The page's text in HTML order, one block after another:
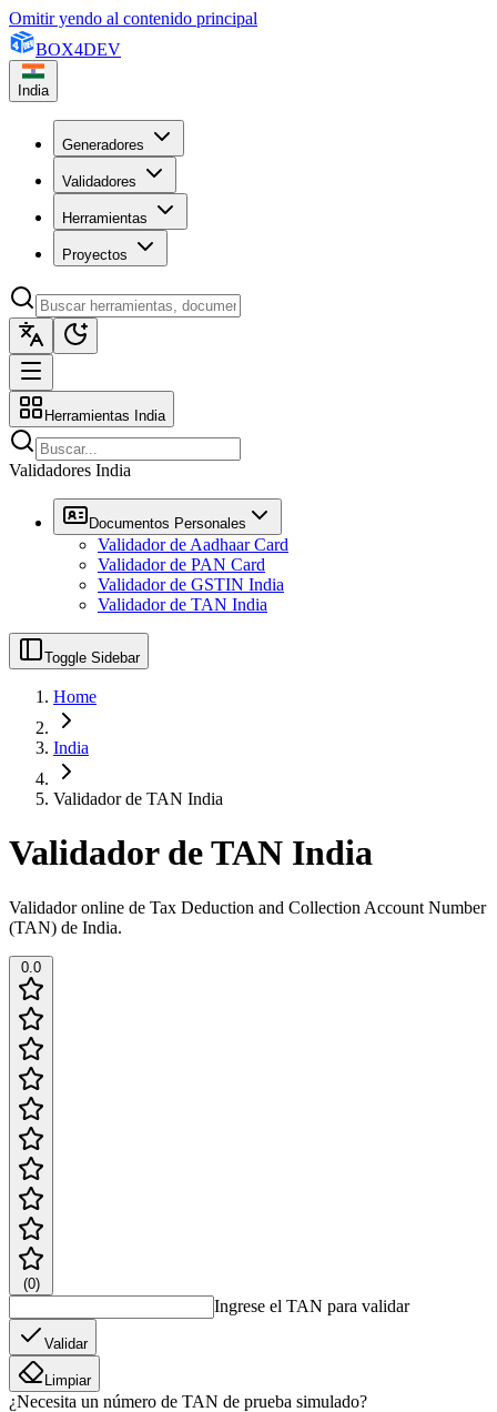
Omitir yendo al contenido principal
BOX4DEV
India
Generadores
Validadores
Herramientas
Proyectos
Herramientas India
Validadores India
Documentos Personales
Validador de Aadhaar Card
Validador de PAN Card
Validador de GSTIN India
Validador de TAN India
Toggle Sidebar
Home
India
Validador de TAN India
Validador de TAN India
Validador online de Tax Deduction and Collection Account Number
(TAN) de India.
0.0
(0)
Ingrese el TAN para validar
Validar
Limpiar
¿Necesita un número de TAN de prueba simulado?